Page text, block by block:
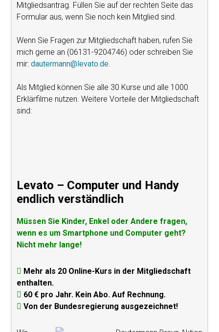
Mitgliedsantrag. Füllen Sie auf der rechten Seite das
Formular aus, wenn Sie noch kein Mitglied sind.
Wenn Sie Fragen zur Mitgliedschaft haben, rufen Sie
mich gerne an (06131-9204746) oder schreiben Sie
mir:dautermann@levato.de.
Als Mitglied können Sie alle 30 Kurse und alle 1000
Erklärfilme nutzen. Weitere Vorteile der Mitgliedschaft
sind:
Levato – Computer und Handy
endlich verständlich
Müssen Sie Kinder, Enkel oder Andere fragen,
wenn es um Smartphone und Computer geht?
Nicht mehr lange!
Mehr als 20 Online-Kurs in der Mitgliedschaft
enthalten.
60 € pro Jahr. Kein Abo. Auf Rechnung.
Von der Bundesregierung ausgezeichnet!